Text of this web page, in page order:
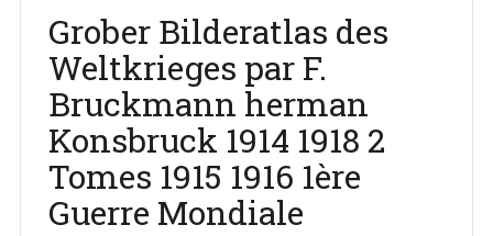
Grober Bilderatlas des
Weltkrieges par F.
Bruckmann herman
Konsbruck 1914 1918 2
Tomes 1915 1916 1ère
Guerre Mondiale